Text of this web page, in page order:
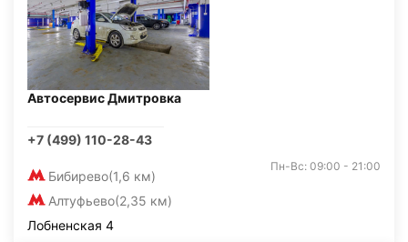
Автосервис Дмитровка
+7 (499) 110-28-43
Бибирево(1,6 км)
Алтуфьево(2,35 км)
Пн-Вс: 09:00 - 21:00
Лобненская 4